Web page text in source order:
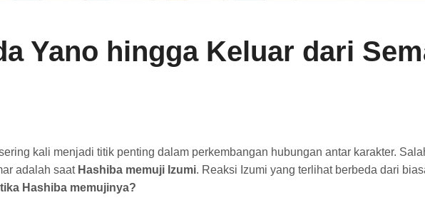
Yano hingga Keluar dari
kali menjadi titik penting dalam perkembangan hubungan antar karakter.
adalah saat Hashiba memuji Izumi. Reaksi Izumi yang terlihat berbeda dari
Hashiba memujinya?